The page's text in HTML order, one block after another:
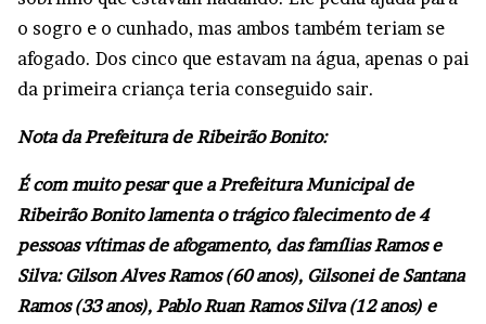
o sogro e o cunhado, mas ambos também teriam se
afogado. Dos cinco que estavam na água, apenas o pai
da primeira criança teria conseguido sair.
Nota da Prefeitura de Ribeirão Bonito:
É com muito pesar que a Prefeitura Municipal de
Ribeirão Bonito lamenta o trágico falecimento de 4
pessoas vítimas de afogamento, das famílias Ramos e
Silva: Gilson Alves Ramos (60 anos), Gilsonei de Santana
Ramos (33 anos), Pablo Ruan Ramos Silva (12 anos) e